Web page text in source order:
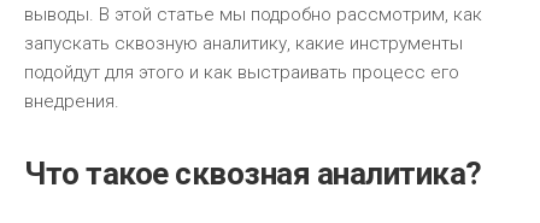
выводы. В этой статье мы подробно рассмотрим, как
запускать сквозную аналитику, какие инструменты
подойдут для этого и как выстраивать процесс его
внедрения.
Что такое сквозная аналитика?